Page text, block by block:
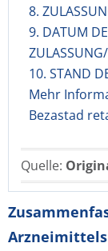
8.
9. DATUM
10. STAND
Mehr
Bezastad
Quelle:
Arzneimittels